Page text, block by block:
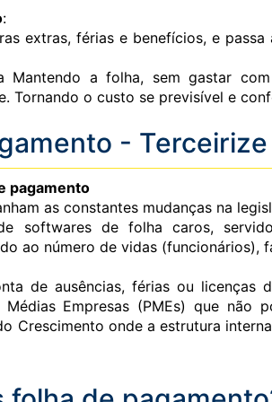
:
extras, férias e benefícios, e
a folha, sem gastar
o custo se previsível e
-
pagamento
as constantes mudanças na
softwares de folha caros,
ao número de vidas (funcionários),
de ausências, férias ou licenças
Empresas (PMEs) que não
Crescimento onde a estrutura